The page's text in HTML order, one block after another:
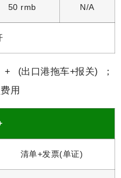
50 rmb N/A
(出口港拖车+报关) ；
用
清单+发票(单证)